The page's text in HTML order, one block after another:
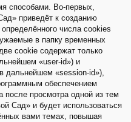
способами. Во-первых,
приведёт к созданию
числа cookies
в папку временных
cookie содержат только
«user-id») и
дальнейшем «session-id»),
обеспечением
после просмотра одной из тем
Сад» и будет использоваться
вами темах, повышая